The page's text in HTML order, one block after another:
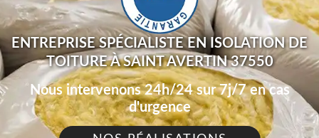
ENTREPRISE SPÉCIALISTE EN ISOLATION DE
TOITURE À SAINT AVERTIN 37550
Nous intervenons 24h/24 sur 7j/7 en cas
d'urgence